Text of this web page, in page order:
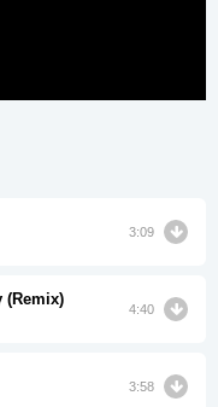
3:09
4:40
3:58